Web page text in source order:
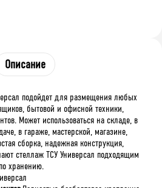
Описание
подойдет для размещения любых
бытовой и офисной техники,
Может использоваться на складе, в
в гараже, мастерской, магазине,
сборка, надежная конструкция,
стеллаж ТСУ Универсал подходящим
хранению.